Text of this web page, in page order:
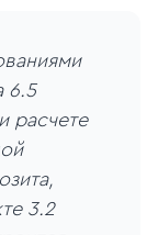
6.5
расчете
3.2